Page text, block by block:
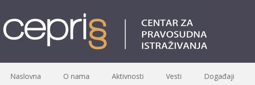
Naslovna O nama Aktivnosti Vesti Događaji